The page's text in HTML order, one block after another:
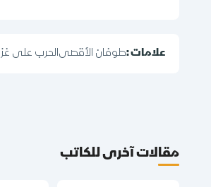
علامات :طوفان الأقصىالحرب على
مقالات آخرى للكاتب